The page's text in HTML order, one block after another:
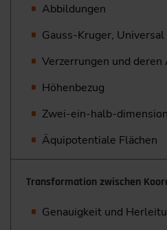
Abbildungen
Gauss-Kruger,
Verzerrungen und deren
Höhenbezug
Zwei-ein-halb-
Äquipotentiale Flächen
Transformation zwischen
Genauigkeit und